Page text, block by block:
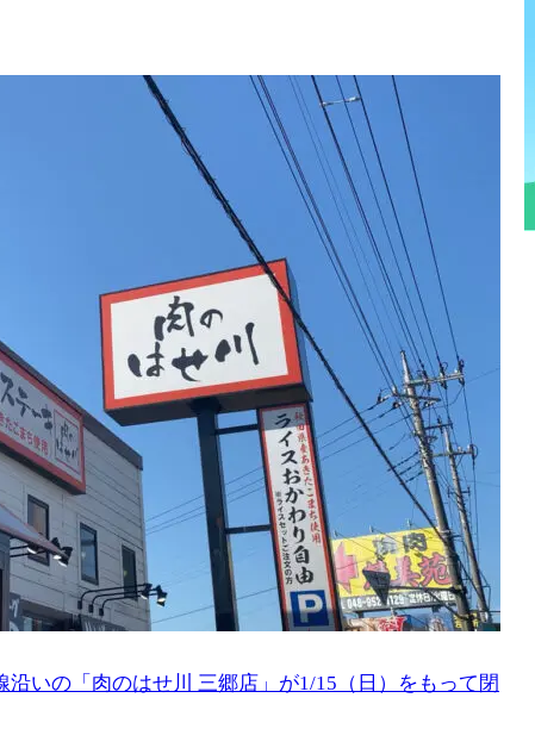
沿いの「肉のはせ川 三郷店」が1/15（日）をもって閉